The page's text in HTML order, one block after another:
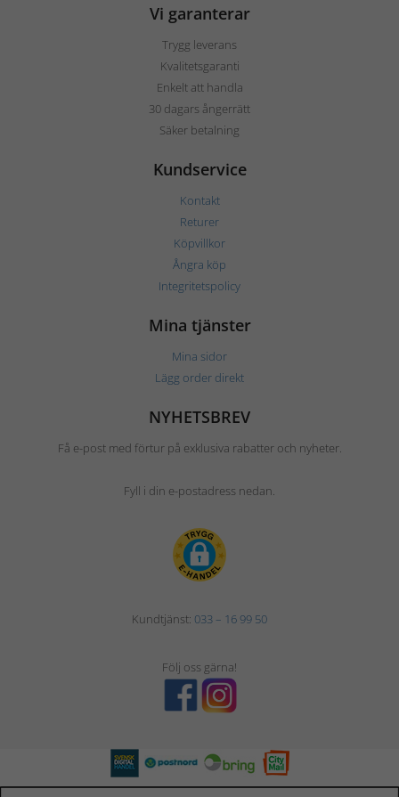
Vi garanterar
Trygg leverans
Kvalitetsgaranti
Enkelt att handla
30 dagars ångerrätt
Säker betalning
Kundservice
Kontakt
Returer
Köpvillkor
Ångra köp
Integritetspolicy
Mina tjänster
Mina sidor
Lägg order direkt
NYHETSBREV
Få e-post med förtur på exklusiva rabatter och nyheter.
Fyll i din e-postadress nedan.
Kundtjänst: 033 – 16 99 50
Följ oss gärna!